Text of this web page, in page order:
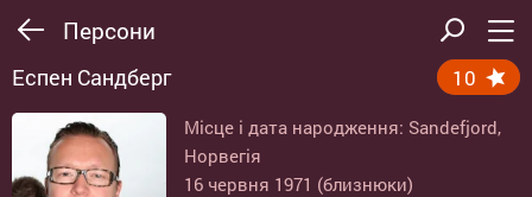
Персони
Еспен Сандберг 10
Місце і дата народження: Sandefjord,
Норвегія
16 червня 1971 (близнюки)